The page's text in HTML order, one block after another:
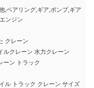
,ベアリング,ギア,ポンプ,ギア
ンジン
クレーン
ルクレーン 水力クレーン
ーン トラック
ル トラック クレーン サイズ